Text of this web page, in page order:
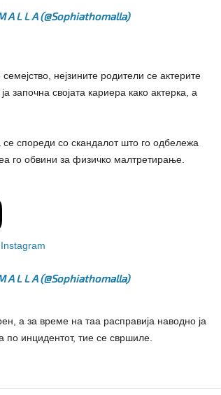
A L L A (@sophiathomalla)
нејзините родители се актерите
својата кариера како актерка, а
спореди со скандалот што го одбележа
го обвини за физичко малтретирање.
A L L A (@sophiathomalla)
а за време на таа расправија наводно ја
инцидентот, тие се свршиле.